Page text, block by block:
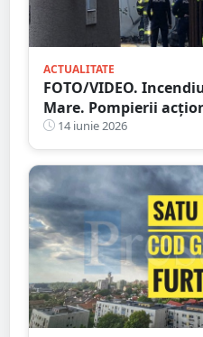
ACTUALITATE
FOTO/VIDEO.
Mare. Pompierii
autospeciale
14 iunie 2026